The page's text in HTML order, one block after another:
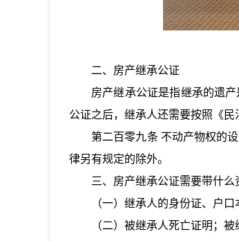
二、 房产继承公证
房产继承公证是指继承的遗
公证之后，继承人还需要按照《民
第二百零九条 不动产物权的
律另有规定的除外。
三、 房产继承公证需要带什么
（一）继承人的身份证、户口
（二）被继承人死亡证明；被